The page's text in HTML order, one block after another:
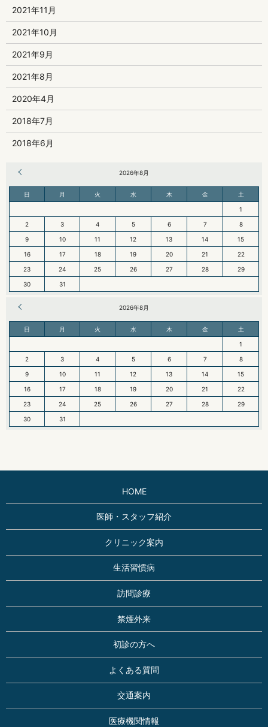
2021年11月
2021年10月
2021年9月
2021年8月
2020年4月
2018年7月
2018年6月
2026年8月
日 月 火 水 木 金 土
1
2 3 4 5 6 7 8
9 10 11 12 13 14 15
16 17 18 19 20 21 22
23 24 25 26 27 28 29
30 31
2026年8月
日 月 火 水 木 金 土
1
2 3 4 5 6 7 8
9 10 11 12 13 14 15
16 17 18 19 20 21 22
23 24 25 26 27 28 29
30 31
HOME
医師・スタッフ紹介
クリニック案内
生活習慣病
訪問診療
禁煙外来
初診の方へ
よくある質問
交通案内
医療機関情報